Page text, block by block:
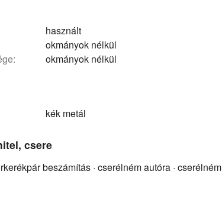
használt
okmányok nélkül
okmányok nélkül
kék metál
csere
beszámítás · cserélném autóra · cserélném